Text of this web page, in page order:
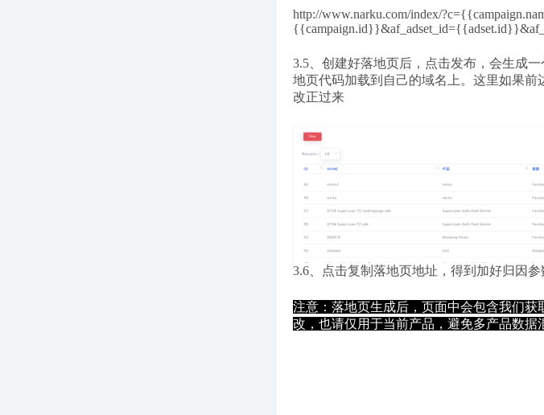
http://www.narku.com/index/
3.5、创建好落地页后，点击发布，会生成
地页代码加载到自己的域名上。这里如果
改正过来
3.6、点击复制落地页地址，得到加好归因
注意：落地页生成后，页面中会包含我们
改，也请仅用于当前产品，避免多产品数据